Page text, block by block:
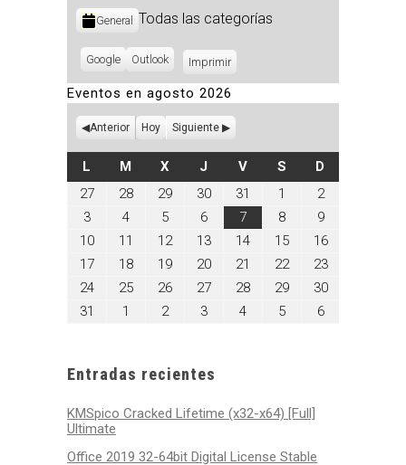
Categorías
General Todas las categorías
Subscribe
Google
Subscribe
Outlook ImprimirVistas
Eventos en agosto 2026
Anterior Hoy Siguiente
L LUNES
M MARTES
XMIÉRCOLES
J JUEVES
VVIERNES
SSÁBADO
D
27julio
28julio
29julio
30julio
30,
31
31,
1
agosto
2026
2agosto
2,
2026
3agosto
3,
2026
4agosto
4,
2026
5agosto
5,
2026
6agosto
6,
2026
7agosto
7,
2026
8agosto
8,
2026
9agosto
9,
2026
10agosto
10,
11
agosto
2026
12agosto
2026
13agosto
2026
14agosto
2026
15agosto
2026
16agosto
2026
17agosto
2026
18agosto
18,
2026
19agosto
2026
20agosto
20,
2026
21
agosto
2026
22agosto
2026
23agosto
23,
2026
24agosto
25agosto
26agosto
27agosto
28agosto
29agosto
30agosto
31
agosto
1
septiembre
2septiembre
3septiembre
4septiembre
5septiembre
6septiembre
Entradas recientes
KMSpico Cracked Lifetime (x32-x64) [Full]
Ultimate
Office 2019 32-64bit Digital License Stable